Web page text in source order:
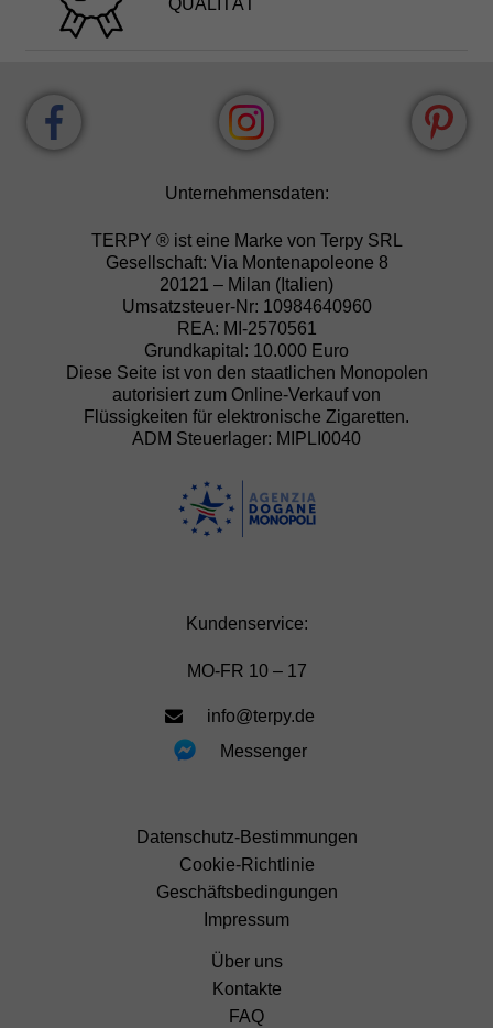
QUALITÄT
Unternehmensdaten:
TERPY ® ist eine Marke von Terpy SRL
Gesellschaft: Via Montenapoleone 8
20121 – Milan (Italien)
Umsatzsteuer-Nr: 10984640960
REA: MI-2570561
Grundkapital: 10.000 Euro
Diese Seite ist von den staatlichen Monopolen
autorisiert zum Online-Verkauf von
Flüssigkeiten für elektronische Zigaretten.
ADM Steuerlager: MIPLI0040
Kundenservice:
MO-FR 10 – 17
info@terpy.de
Messenger
Datenschutz-Bestimmungen
Cookie-Richtlinie
Geschäftsbedingungen
Impressum
Über uns
Kontakte
FAQ